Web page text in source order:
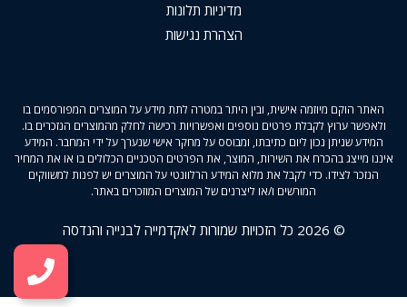
מדיניות תלונות
הצהרת נגישות
האתר הוקם מיוזמה אישית, ובין היתר במטרה לתת מידע על המוצרים המפורסמים בו
ולאפשר ערוץ לקבלת פרטים נוספים ואפשרויות רכישה לחלק מהמוצרים הנזכרים בו.
המידע שניתן נכון ליום כתיבתו, ומבוסס על מחקר אישי שנערך על ידי המחבר. המידע
איננו מייצג בהכרח את השירות, המוצר, את הפרטים הטכניים הכלולים בו או את המחיר
הנזכר לצידו. כדי לקבל את מלוא המידע הרלוונטי על המוצרים יש לפנות למשווקים
המורשים ו/או ליצרנים של המוצרים המוזכרים באתר.
© 2026 כל הזכויות שמורות לאקדמייה לבנייה והנדסה